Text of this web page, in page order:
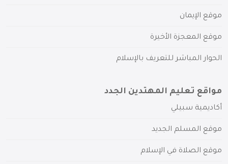
موقع الإيمان
موقع المعجزة الأخيرة
الحوار المباشر للتعريف بالإسلام
مواقع تعليم المهتدين الجدد
أكاديمية سبيلي
موقع المسلم الجديد
موقع الصلاة في الإسلام